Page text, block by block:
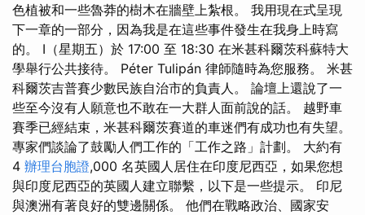
色植被和一些魯莽的樹木在牆壁上紮根。 我用現在式呈現
下一章的一部分，因為我是在這些事件發生在我身上時寫
的。 I（星期五）於 17:00 至 18:30 在米甚科爾茨科蘇特大
學舉行公共接待。 Péter Tulipán 律師隨時為您服務。 米甚
科爾茨吉普賽少數民族自治市的負責人。 論壇上還說了一
些至今沒有人願意也不敢在一大群人面前說的話。 越野車
賽季已經結束，米甚科爾茨賽道的車迷們有成功也有失望。
專家們談論了鼓勵人們工作的「工作之路」計劃。 大約有
4 辦理台胞證,000 名英國人居住在印度尼西亞，如果您想
與印度尼西亞的英國人建立聯繫，以下是一些提示。 印尼
與澳洲有著良好的雙邊關係。 他們在戰略政治、國家安